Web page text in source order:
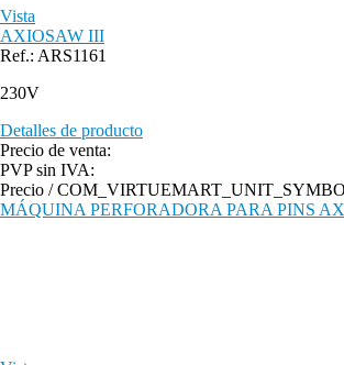
Vista
AXIOSAW III
Ref.: ARS1161
230V
Detalles de producto
Precio de venta:
PVP sin IVA:
Precio /
MÁQUINA PERFORADORA PARA PINS